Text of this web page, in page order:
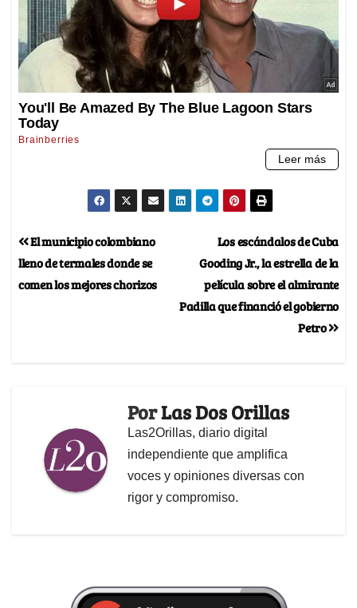
Los escándalos de Cuba
Gooding Jr., la estrella de la
película sobre el almirante
Padilla que financió el gobierno
Petro
El municipio colombiano
lleno de termales donde se
comen los mejores chorizos
PorLas Dos Orillas
Las2Orillas, diario digital
independiente que amplifica
voces y opiniones diversas con
rigor y compromiso.